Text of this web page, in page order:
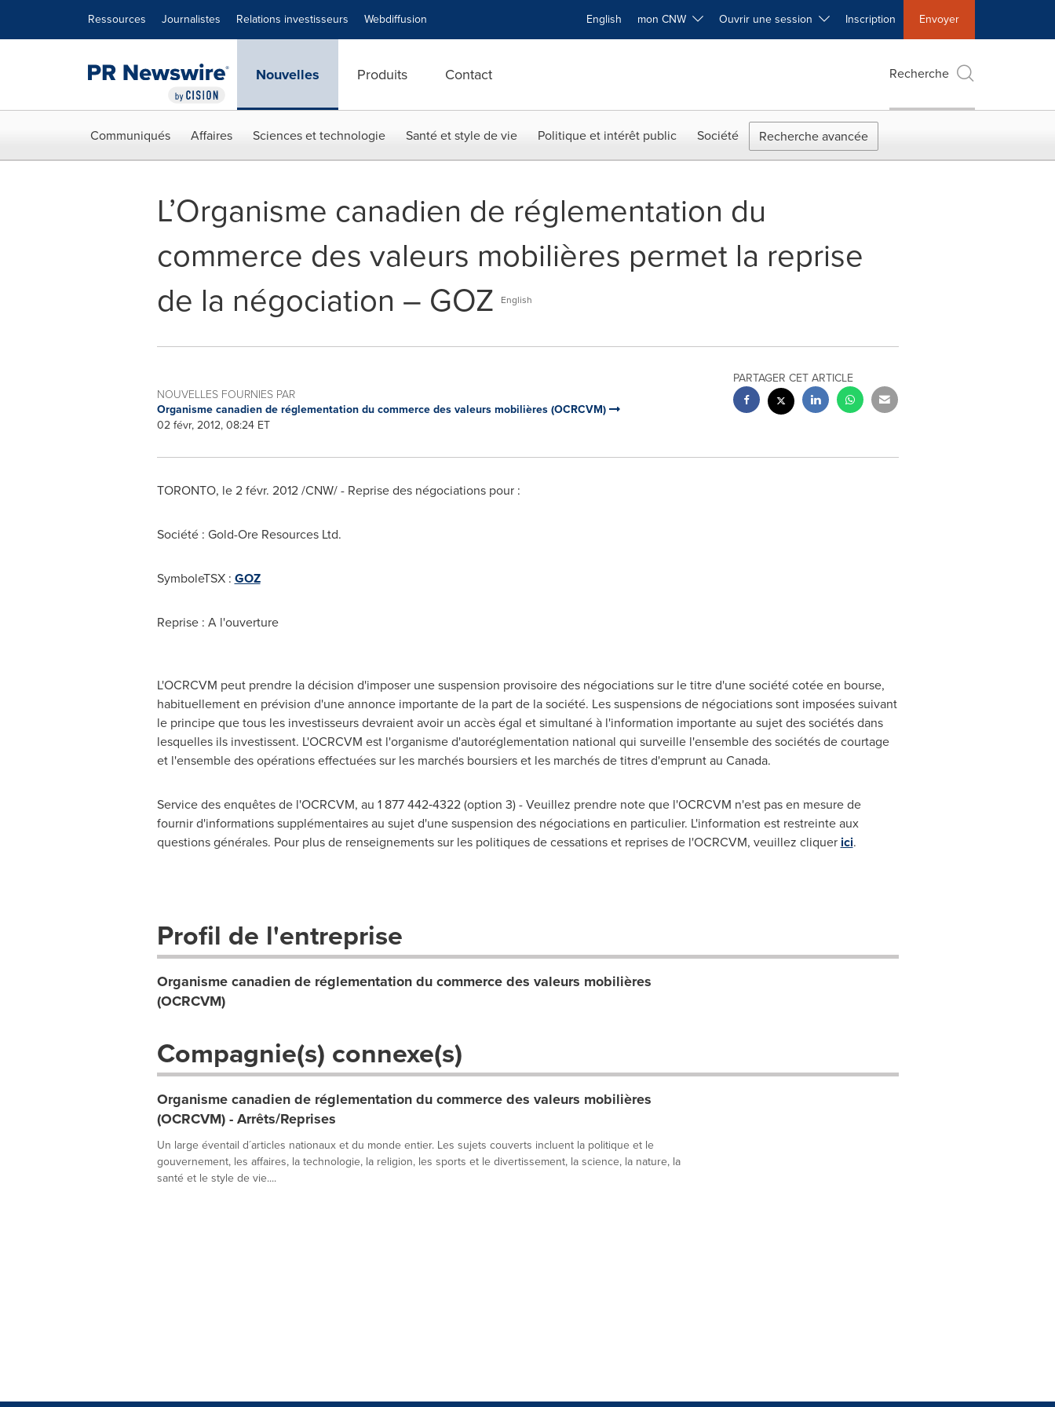
Ressources Journalistes Relations investisseurs Webdiffusion English mon CNW Ouvrir une session Inscription Envoyer
Nouvelles Produits Contact Recherche
Communiqués Affaires Sciences et technologie Santé et style de vie Politique et intérêt public Société Recherche avancée
L’Organisme canadien de réglementation du
commerce des valeurs mobilières permet la reprise
de la négociation – GOZ
English
NOUVELLES FOURNIES PAR
Organisme canadien de réglementation du commerce des valeurs mobilières (OCRCVM)
02 févr, 2012, 08:24 ET
PARTAGER CET ARTICLE
TORONTO, le 2 févr. 2012 /CNW/ - Reprise des négociations pour :
Société : Gold-Ore Resources Ltd.
SymboleTSX : GOZ
Reprise : A l'ouverture
L'OCRCVM peut prendre la décision d'imposer une suspension provisoire des négociations sur le titre d'une société cotée en bourse,
habituellement en prévision d'une annonce importante de la part de la société. Les suspensions de négociations sont imposées suivant
le principe que tous les investisseurs devraient avoir un accès égal et simultané à l'information importante au sujet des sociétés dans
lesquelles ils investissent. L'OCRCVM est l'organisme d'autoréglementation national qui surveille l'ensemble des sociétés de courtage
et l'ensemble des opérations effectuées sur les marchés boursiers et les marchés de titres d'emprunt au Canada.
Service des enquêtes de l'OCRCVM, au 1 877 442‑4322 (option 3) - Veuillez prendre note que l'OCRCVM n'est pas en mesure de
fournir d'informations supplémentaires au sujet d'une suspension des négociations en particulier. L'information est restreinte aux
questions générales. Pour plus de renseignements sur les politiques de cessations et reprises de l'OCRCVM, veuillez cliquer ici.
Profil de l'entreprise
Organisme canadien de réglementation du commerce des valeurs mobilières
(OCRCVM)
Compagnie(s) connexe(s)
Organisme canadien de réglementation du commerce des valeurs mobilières
(OCRCVM) - Arrêts/Reprises
Un large éventail d´articles nationaux et du monde entier. Les sujets couverts incluent la politique et le
gouvernement, les affaires, la technologie, la religion, les sports et le divertissement, la science, la nature, la
santé et le style de vie....